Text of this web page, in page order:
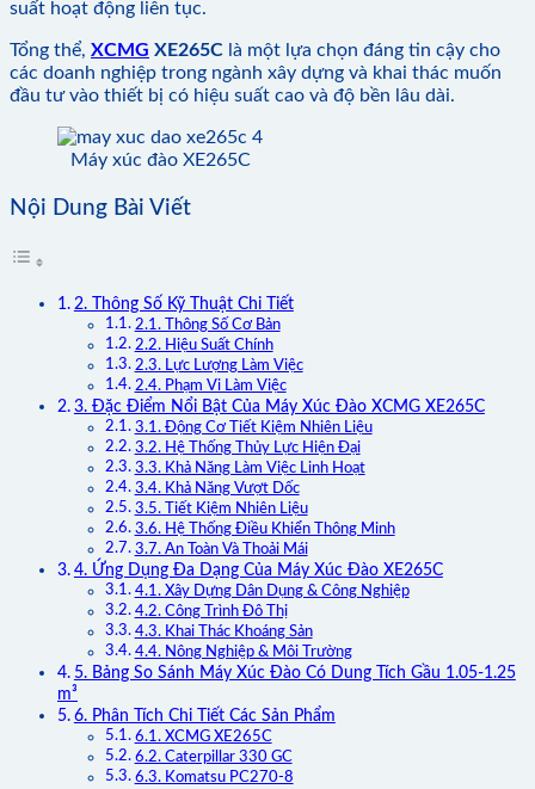
suất hoạt động liên tục.
Tổng thể, XCMG XE265C là một lựa chọn đáng tin cậy cho
các doanh nghiệp trong ngành xây dựng và khai thác muốn
đầu tư vào thiết bị có hiệu suất cao và độ bền lâu dài.
Máy xúc đào XE265C
Nội Dung Bài Viết
2. Thông Số Kỹ Thuật Chi Tiết
2.1. Thông Số Cơ Bản
2.2. Hiệu Suất Chính
2.3. Lực Lượng Làm Việc
2.4. Phạm Vi Làm Việc
3. Đặc Điểm Nổi Bật Của Máy Xúc Đào XCMG XE265C
3.1. Động Cơ Tiết Kiệm Nhiên Liệu
3.2. Hệ Thống Thủy Lực Hiện Đại
3.3. Khả Năng Làm Việc Linh Hoạt
3.4. Khả Năng Vượt Dốc
3.5. Tiết Kiệm Nhiên Liệu
3.6. Hệ Thống Điều Khiển Thông Minh
3.7. An Toàn Và Thoải Mái
4. Ứng Dụng Đa Dạng Của Máy Xúc Đào XE265C
4.1. Xây Dựng Dân Dụng & Công Nghiệp
4.2. Công Trình Đô Thị
4.3. Khai Thác Khoáng Sản
4.4. Nông Nghiệp & Môi Trường
5. Bảng So Sánh Máy Xúc Đào Có Dung Tích Gầu 1.05-1.25
m³
6. Phân Tích Chi Tiết Các Sản Phẩm
6.1. XCMG XE265C
6.2. Caterpillar 330 GC
6.3. Komatsu PC270-8